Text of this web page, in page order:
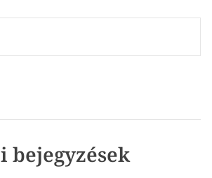
bejegyzések